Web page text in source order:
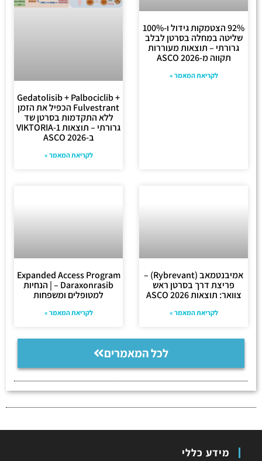
92% הצטמקות גידול ו-100%
שליטה במחלה בסרטן לבלב
גרורתי – תוצאות מעוררות
תקווה מ-ASCO 2026
לקריאת המאמר »
Gedatolisib + Palbociclib +
Fulvestrant הכפיל את הזמן
ללא התקדמות בסרטן שד
גרורתי – תוצאות VIKTORIA-1
ב-ASCO 2026
לקריאת המאמר »
אמיבנטמאב (Rybrevant) –
פריצת דרך בסרטן ראש
צוואר: תוצאות ASCO 2026
לקריאת המאמר »
Expanded Access Program
– Daraxonrasib | הנחיות
למטופלים ומשפחות
לקריאת המאמר »
לכל המאמרים
מידע כללי